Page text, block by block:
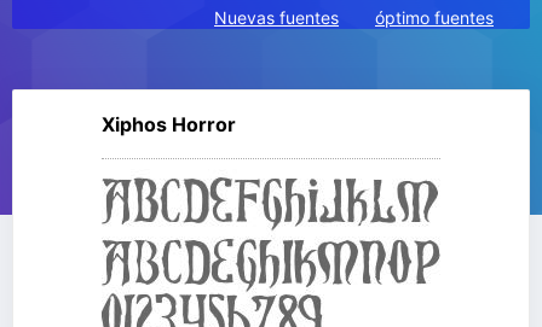
Nuevas fuentes
óptimo fuentes
Xiphos Horror